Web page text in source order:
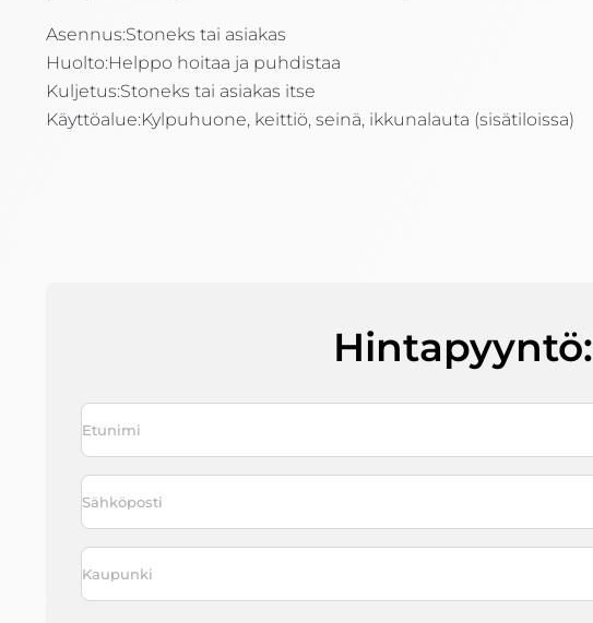
Asennus:Stoneks tai asiakas
Huolto:Helppo hoitaa ja puhdistaa
Kuljetus:Stoneks tai asiakas itse
Käyttöalue:Kylpuhuone, keittiö, seinä, ikkunalauta (sisätiloissa)
Hintapyyntö:
Nimi
Sähköposti
Kaupunki